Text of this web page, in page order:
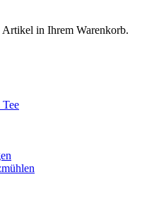
Artikel in Ihrem Warenkorb.